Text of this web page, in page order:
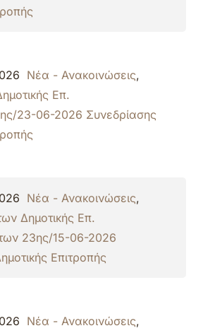
Νέα - Ανακοινώσεις,
Επ.
23-06-2026 Συνεδρίασης
Νέα - Ανακοινώσεις,
Δημοτικής Επ.
23ης/15-06-2026
Επιτροπής
Νέα - Ανακοινώσεις,